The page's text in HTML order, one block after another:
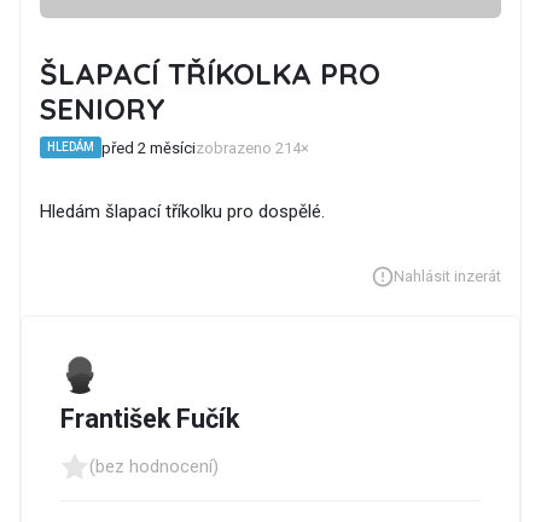
ŠLAPACÍ TŘÍKOLKA PRO
SENIORY
HLEDÁM před 2 měsícizobrazeno 214×
Hledám šlapací tříkolku pro dospělé.
Nahlásit inzerát
František Fučík
(bez hodnocení)